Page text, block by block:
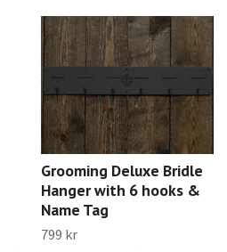
Grooming Deluxe Bridle
Hanger with 6 hooks &
Name Tag
799 kr